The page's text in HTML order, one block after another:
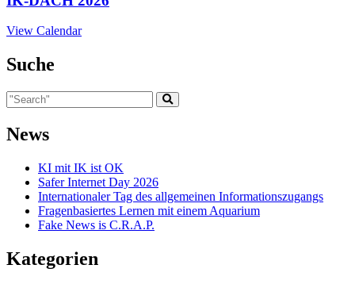
View Calendar
Suche
News
KI mit IK ist OK
Safer Internet Day 2026
Internationaler Tag des allgemeinen Informationszugangs
Fragenbasiertes Lernen mit einem Aquarium
Fake News is C.R.A.P.
Kategorien